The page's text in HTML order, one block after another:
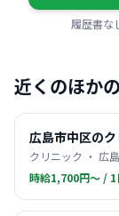
履歴書な
近くのほか
広島市中区の
クリニック ・ 広
時給1,700円〜 /